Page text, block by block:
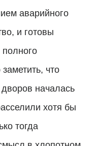
аварийного
и готовы
что
началась
хотя бы
тогда